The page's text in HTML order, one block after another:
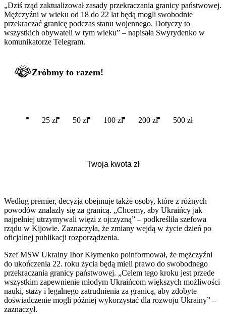
„Dziś rząd zaktualizował zasady przekraczania granicy państwowej.
Mężczyźni w wieku od 18 do 22 lat będą mogli swobodnie
przekraczać granicę podczas stanu wojennego. Dotyczy to
wszystkich obywateli w tym wieku” – napisała Swyrydenko w
komunikatorze Telegram.
Zróbmy to razem!
25 zł 50 zł 100 zł 200 zł 500 zł
Według premier, decyzja obejmuje także osoby, które z różnych
powodów znalazły się za granicą. „Chcemy, aby Ukraińcy jak
najpełniej utrzymywali więzi z ojczyzną” – podkreśliła szefowa
rządu w Kijowie. Zaznaczyła, że zmiany wejdą w życie dzień po
oficjalnej publikacji rozporządzenia.
Szef MSW Ukrainy Ihor Kłymenko poinformował, że mężczyźni
do ukończenia 22. roku życia będą mieli prawo do swobodnego
przekraczania granicy państwowej. „Celem tego kroku jest przede
wszystkim zapewnienie młodym Ukraińcom większych możliwości
nauki, staży i legalnego zatrudnienia za granicą, aby zdobyte
doświadczenie mogli później wykorzystać dla rozwoju Ukrainy” –
zaznaczył.